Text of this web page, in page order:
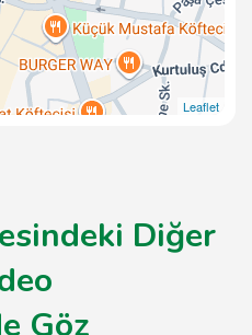
Leaflet
Diğer
Göz